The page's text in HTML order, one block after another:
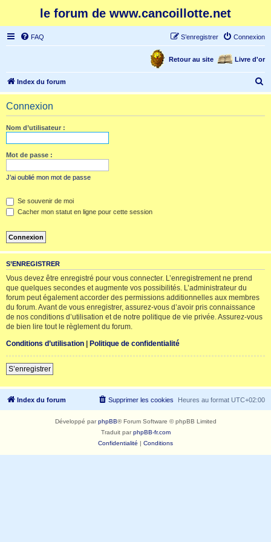
le forum de www.cancoillotte.net
FAQ Connexion
S’enregistrer
Livre d'or
Retour au site
Index du forum
e
Connexion
Nom d’utilisateur :
Mot de passe :
J’ai oublié mon mot de passe
Se souvenir de moi
Cacher mon statut en ligne pour cette session
S’ENREGISTRER
Vous devez être enregistré pour vous connecter. L’enregistrement ne prend
que quelques secondes et augmente vos possibilités. L’administrateur du
forum peut également accorder des permissions additionnelles aux membres
du forum. Avant de vous enregistrer, assurez-vous d’avoir pris connaissance
de nos conditions d’utilisation et de notre politique de vie privée. Assurez-vous
de bien lire tout le règlement du forum.
Conditions d’utilisation | Politique de confidentialité
S’enregistrer
Index du forum Heures au format UTC+02:00
Supprimer les cookies
Développé parphpBB® Forum Software © phpBB Limited
Traduit parphpBB-fr.com
Confidentialité | Conditions